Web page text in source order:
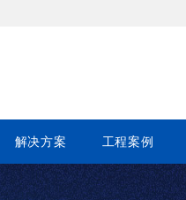
解决方案 工程案例